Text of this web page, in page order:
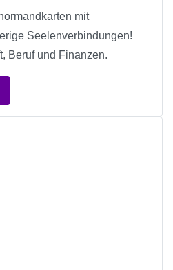
mit
Seelenverbindungen!
Beruf und Finanzen.